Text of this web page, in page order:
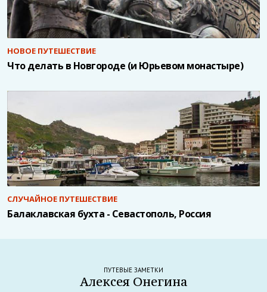
НОВОЕ ПУТЕШЕСТВИЕ
Что делать в Новгороде (и Юрьевом монастыре)
СЛУЧАЙНОЕ ПУТЕШЕСТВИЕ
Балаклавская бухта - Севастополь, Россия
ПУТЕВЫЕ ЗАМЕТКИ
Алексея Онегина